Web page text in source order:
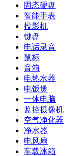
固态硬盘
智能手表
投影机
键盘
电话录音
鼠标
音箱
电热水器
电饭煲
一体电脑
监控摄像机
空气净化器
净水器
电风扇
车载冰箱